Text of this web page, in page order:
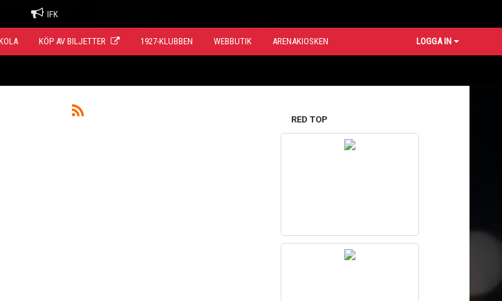
IFK
KÖP AV BILJETTER 1927-KLUBBEN WEBBUTIK ARENAKIOSKEN LOGGA IN
RED TOP